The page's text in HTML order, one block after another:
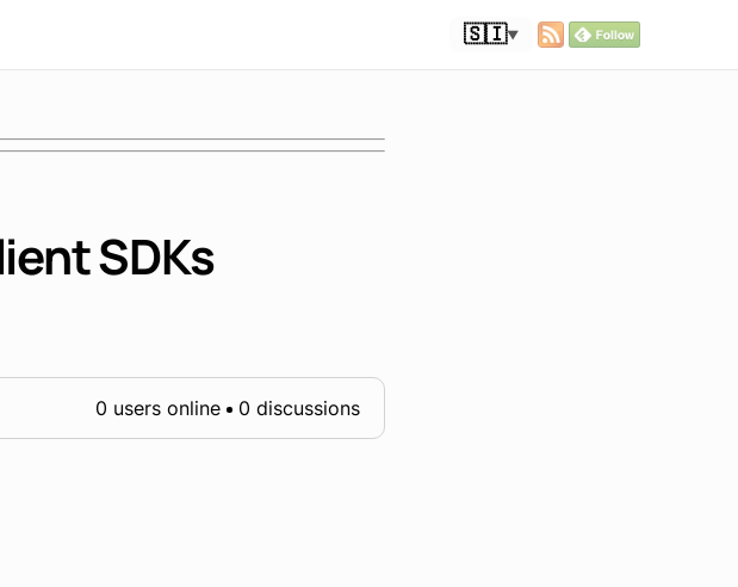
🇸🇮▼
SDKs
0 users online 0 discussions